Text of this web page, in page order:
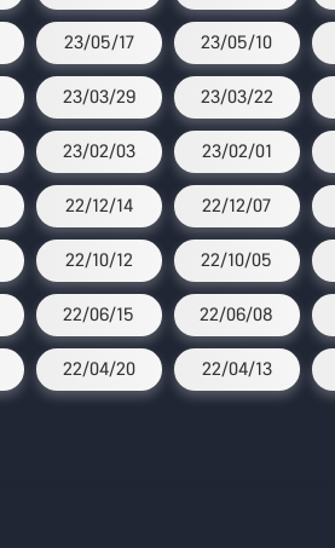
23/05/17 23/05/10
23/03/29 23/03/22
23/02/03 23/02/01
22/12/14 22/12/07
22/10/12 22/10/05
22/06/15 22/06/08
22/04/20 22/04/13